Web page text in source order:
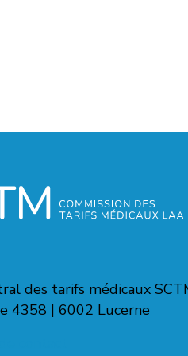
des tarifs médicaux
4358 | 6002 Lucerne